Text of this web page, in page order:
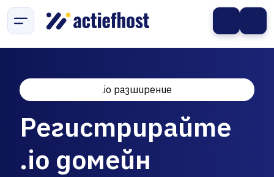
.io разширение
Регистрирайте
.io домейн